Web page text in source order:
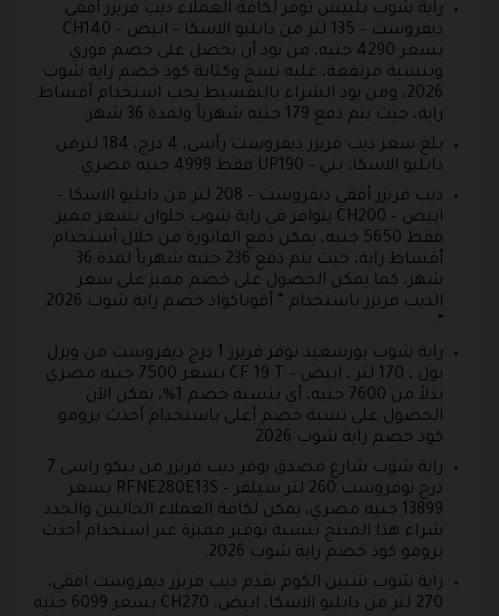
راية شوب بلبيس توفر لكافة العملاء ديب فريزر أفقي
ديفروست – 135 لتر من دابليو الاسكا – ابيض – CH140
بسعر 4290 جنيه، من يود أن يحصل على خصم فوري
وبنسبة مرتفعة، عليه نسخ وكتابة كود خصم راية شوب
2026، ومن يود الشراء بالتقسيط يجب استخدام أقساط
راية، حيث يتم دفع 179 جنيه شهرياً ولمدة 36 شهر.
بلغ سعر ديب فريزر ديفروست رأسي، 4 درج، 184 لترمن
دابليو الاسكا، بني – UP190 فقط 4999 جنيه مصري.
ديب فريزر أفقي ديفروست – 208 لتر من دابليو الاسكا –
ابيض – CH200 يتوافر في راية شوب حلوان بسعر مميز
فقط 5650 جنيه، يمكن دفع الفاتورة من خلال أستخدام
أقساط راية، حيث يتم دفع 236 جنيه شهرياً لمدة 36
شهر، كما يمكن الحصول على خصم مميز على سعر
الديب فريزر باستخدام ” أقوىاكواد خصم راية شوب 2026
“.
راية شوب بورسعيد توفر فريزر 1 درج ديفروست من ويرل
بول ، 170 لتر ، ابيض – CF 19 T بسعر 7500 جنيه مصري
بدلاً من 7600 جنيه، أي بنسبة خصم 1%، يمكن الآن
الحصول على نسبة خصم أعلى باستخدام أحدث برومو
كود خصم راية شوب 2026.
راية شوب شارع مصدق يوفر ديب فريزر من بيكو راسى 7
درج نوفروست 260 لتر سيلفر – RFNE280E13S بسعر
13899 جنيه مصري، يمكن لكافة العملاء الحاليين والجدد
شراء هذا المنتج بنسبة توفير مميزة عبر استخدام أحدث
برومو كود خصم راية شوب 2026.
راية شوب شبين الكوم يقدم ديب فريزر ديفروست افقي،
270 لتر من دابليو الاسكا، ابيض، CH270 بسعر 6099 جنيه